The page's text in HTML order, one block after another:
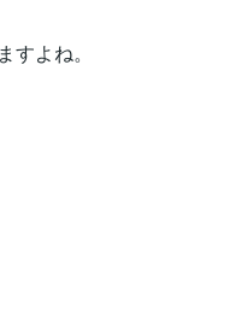
よね。